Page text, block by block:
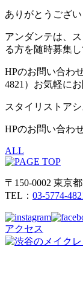
ありがとうござい
アンダンテは、
る方を随時募集し
HPのお問い合わ
4821）お気軽に
スタイリストア
HPのお問い合わ
ALL
〒150-0002 東京
TEL： 03-5774-
アクセス